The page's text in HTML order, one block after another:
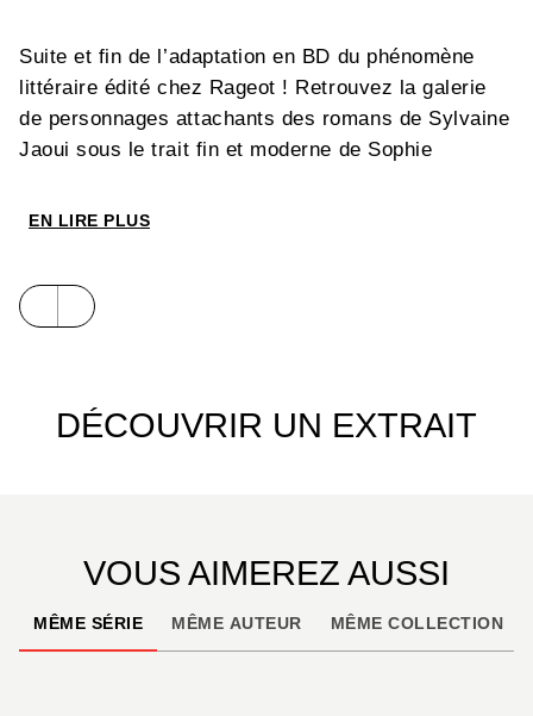
Suite et fin de l’adaptation en BD du phénomène
littéraire édité chez Rageot ! Retrouvez la galerie
de personnages attachants des romans de Sylvaine
Jaoui sous le trait fin et moderne de Sophie
l’amour et la jeunesse.
EN LIRE PLUS
DÉCOUVRIR UN EXTRAIT
VOUS AIMEREZ AUSSI
MÊME SÉRIE MÊME AUTEUR MÊME COLLECTION